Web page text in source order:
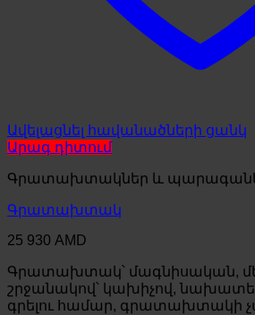
Ավելացնել հավանածների ցանկ
Արագ դիտում
Գրատախտակներ և
Գրատախտակ
25 930 AMD
Գրատախտակ՝ մագնիսական,
շրջանակով՝ կախիչով,
գրելու համար, գրատախտակի